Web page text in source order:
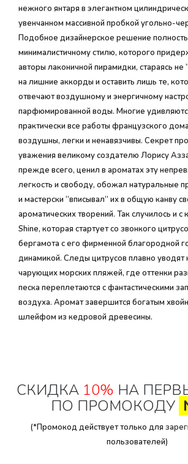
нежного янтаря в элегантном
увенчанном массивной пробкой угольно-
Подобное дизайнерское решение
минималистичному стилю, которого
авторы лаконичной пирамидки, стараясь не
на лишние аккорды и оставить лишь те,
отвечают воздушному и энергичному
парфюмированной воды. Многие
практически все работы французского
воздушны, легки и ненавязчивы. Секрет
уважения великому создателю Лорису
прежде всего, ценил в ароматах эту
легкость и свободу, обожал натуральные
и мастерски “вписывал” их в общую канву
ароматических творений. Так случилось и с
Shine, которая стартует со звонкого
бергамота с его фирменной благородной
динамикой. Следы цитрусов плавно уводят
чарующих морских пляжей, где оттенки
песка переплетаются с фантастическими
воздуха. Аромат завершится богатым
шлейфом из кедровой древесины.
СКИДКА 10% НА
ПО ПРОМОКОДУ
(*Промокод действует только для
пользователей)